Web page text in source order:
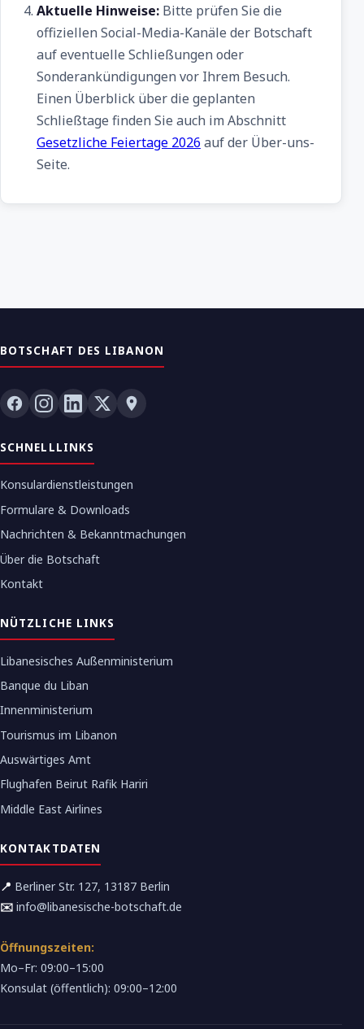
Aktuelle Hinweise:Bitte prüfen Sie die
offiziellen Social-Media-Kanäle der Botschaft
auf eventuelle Schließungen oder
Sonderankündigungen vor Ihrem Besuch.
Einen Überblick über die geplanten
Schließtage finden Sie auch im Abschnitt
Gesetzliche Feiertage 2026 auf der Über-uns-
Seite.
BOTSCHAFT DES LIBANON
SCHNELLLINKS
Konsulardienstleistungen
Formulare & Downloads
Nachrichten & Bekanntmachungen
Über die Botschaft
Kontakt
NÜTZLICHE LINKS
Libanesisches Außenministerium
Banque du Liban
Innenministerium
Tourismus im Libanon
Auswärtiges Amt
Flughafen Beirut Rafik Hariri
Middle East Airlines
KONTAKTDATEN
📍 Berliner Str. 127, 13187 Berlin
✉️ info@libanesische-botschaft.de
Öffnungszeiten:
Mo–Fr: 09:00–15:00
Konsulat (öffentlich): 09:00–12:00